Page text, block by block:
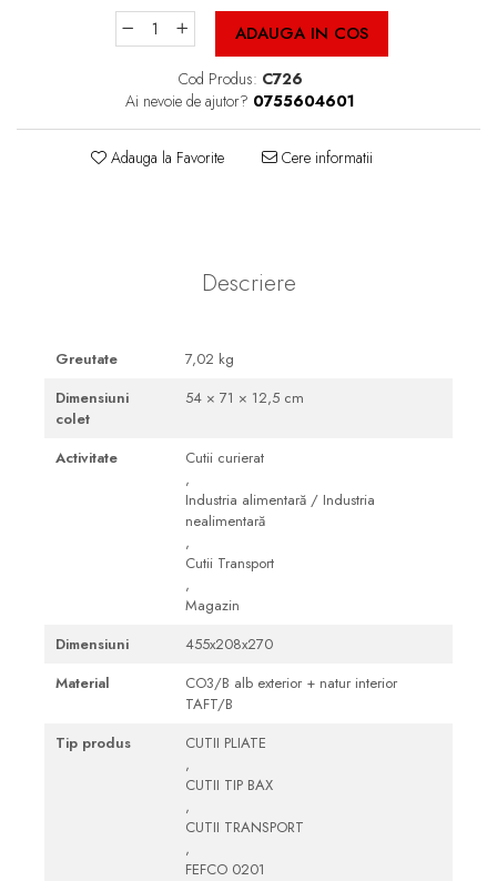
Cutii Fast Food Generic
Cutii Pizza Blank
Triunghiuri si accesorii pizza
ADAUGA IN COS
Cod Produs: C726
Ai nevoie de ajutor? 0755604601
Adauga la Favorite Cere informatii
Descriere
Greutate
7,02 kg
Dimensiuni
colet
54 × 71 × 12,5 cm
Activitate
Cutii curierat
,
Industria alimentară / Industria
nealimentară
,
Cutii Transport
,
Magazin
Dimensiuni
455x208x270
Material
CO3/B alb exterior + natur interior
TAFT/B
Tip produs
CUTII PLIATE
,
CUTII TIP BAX
,
CUTII TRANSPORT
,
FEFCO 0201